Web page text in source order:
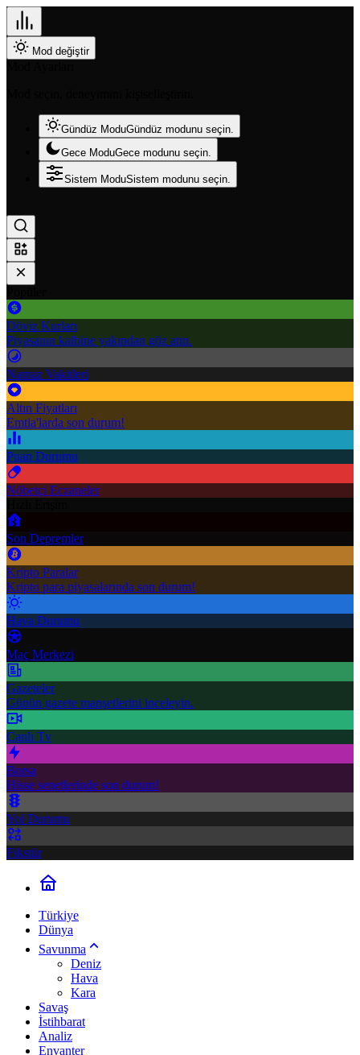
Mod değiştir
Gündüz ModuGündüz modunu seçin.
Gece ModuGece modunu seçin.
Sistem ModuSistem modunu seçin.
Döviz Kurları
Piyasanın kalbine yakından göz atın.
Namaz Vakitleri
Altın Fiyatları
Emtia'larda son durum!
Puan Durumu
Nöbetçi Eczaneler
Son Depremler
Kripto Paralar
Kripto para piyasalarında son durum!
Hava Durumu
Maç Merkezi
Gazeteler
Günün gazete manşetlerini inceleyin.
Canlı Tv
Borsa
Hisse senetlerinde son durum!
Yol Durumu
Fikstür
Türkiye
Dünya
Savunma
Deniz
Hava
Kara
Savaş
İstihbarat
Analiz
Envanter